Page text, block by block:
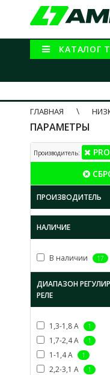
КАТАЛОГ
ГЛАВНАЯ
ПАРАМЕТРЫ
Производитель:
ПРОИЗВОДИТЕЛЬ
НАЛИЧИЕ
В наличии 17
ДИАПАЗОН
РЕЛЕ
1,3-1,8 A 1
1,7-2,4 A 1
1-1,4 A 1
2,2-3,1 A 1